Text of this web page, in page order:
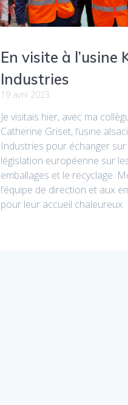
En visite à l’usine
Industries
19 avril 2023
Je visitais hier, avec ma
Catherine Griset, l’usine
Industries pour échanger sur
législation européenne sur
emballages et le recyclage.
l’équipe de direction et aux
pour leur accueil chaleureux.